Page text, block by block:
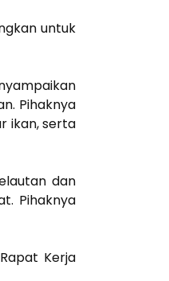
untuk
Pihaknya
ikan, serta
dan
Pihaknya
Kerja